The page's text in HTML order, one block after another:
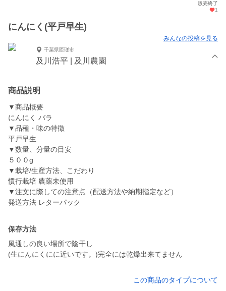
販売終了
1
にんにく(平戸早生)
みんなの投稿を見る
千葉県匝瑳市
及川浩平 | 及川農園
商品説明
▼商品概要
にんにく バラ
▼品種・味の特徴
平戸早生
▼数量、分量の目安
５００g
▼栽培/生産方法、こだわり
慣行栽培 農薬未使用
▼注文に際しての注意点（配送方法や納期指定など）
発送方法 レターパック
保存方法
風通しの良い場所で陰干し
(生にんにくにに近いです。)完全には乾燥出来てません
この商品のタイプについて